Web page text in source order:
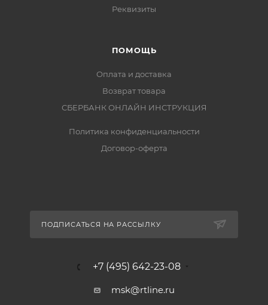
Реквизиты
ПОМОЩЬ
Оплата и доставка
Возврат товара
СБЕРБАНК ОНЛАЙН ИНСТРУКЦИЯ
Политика конфиденциальности
Договор-оферта
ПОДПИСАТЬСЯ НА РАССЫЛКУ
+7 (495) 642-23-08
msk@rtline.ru